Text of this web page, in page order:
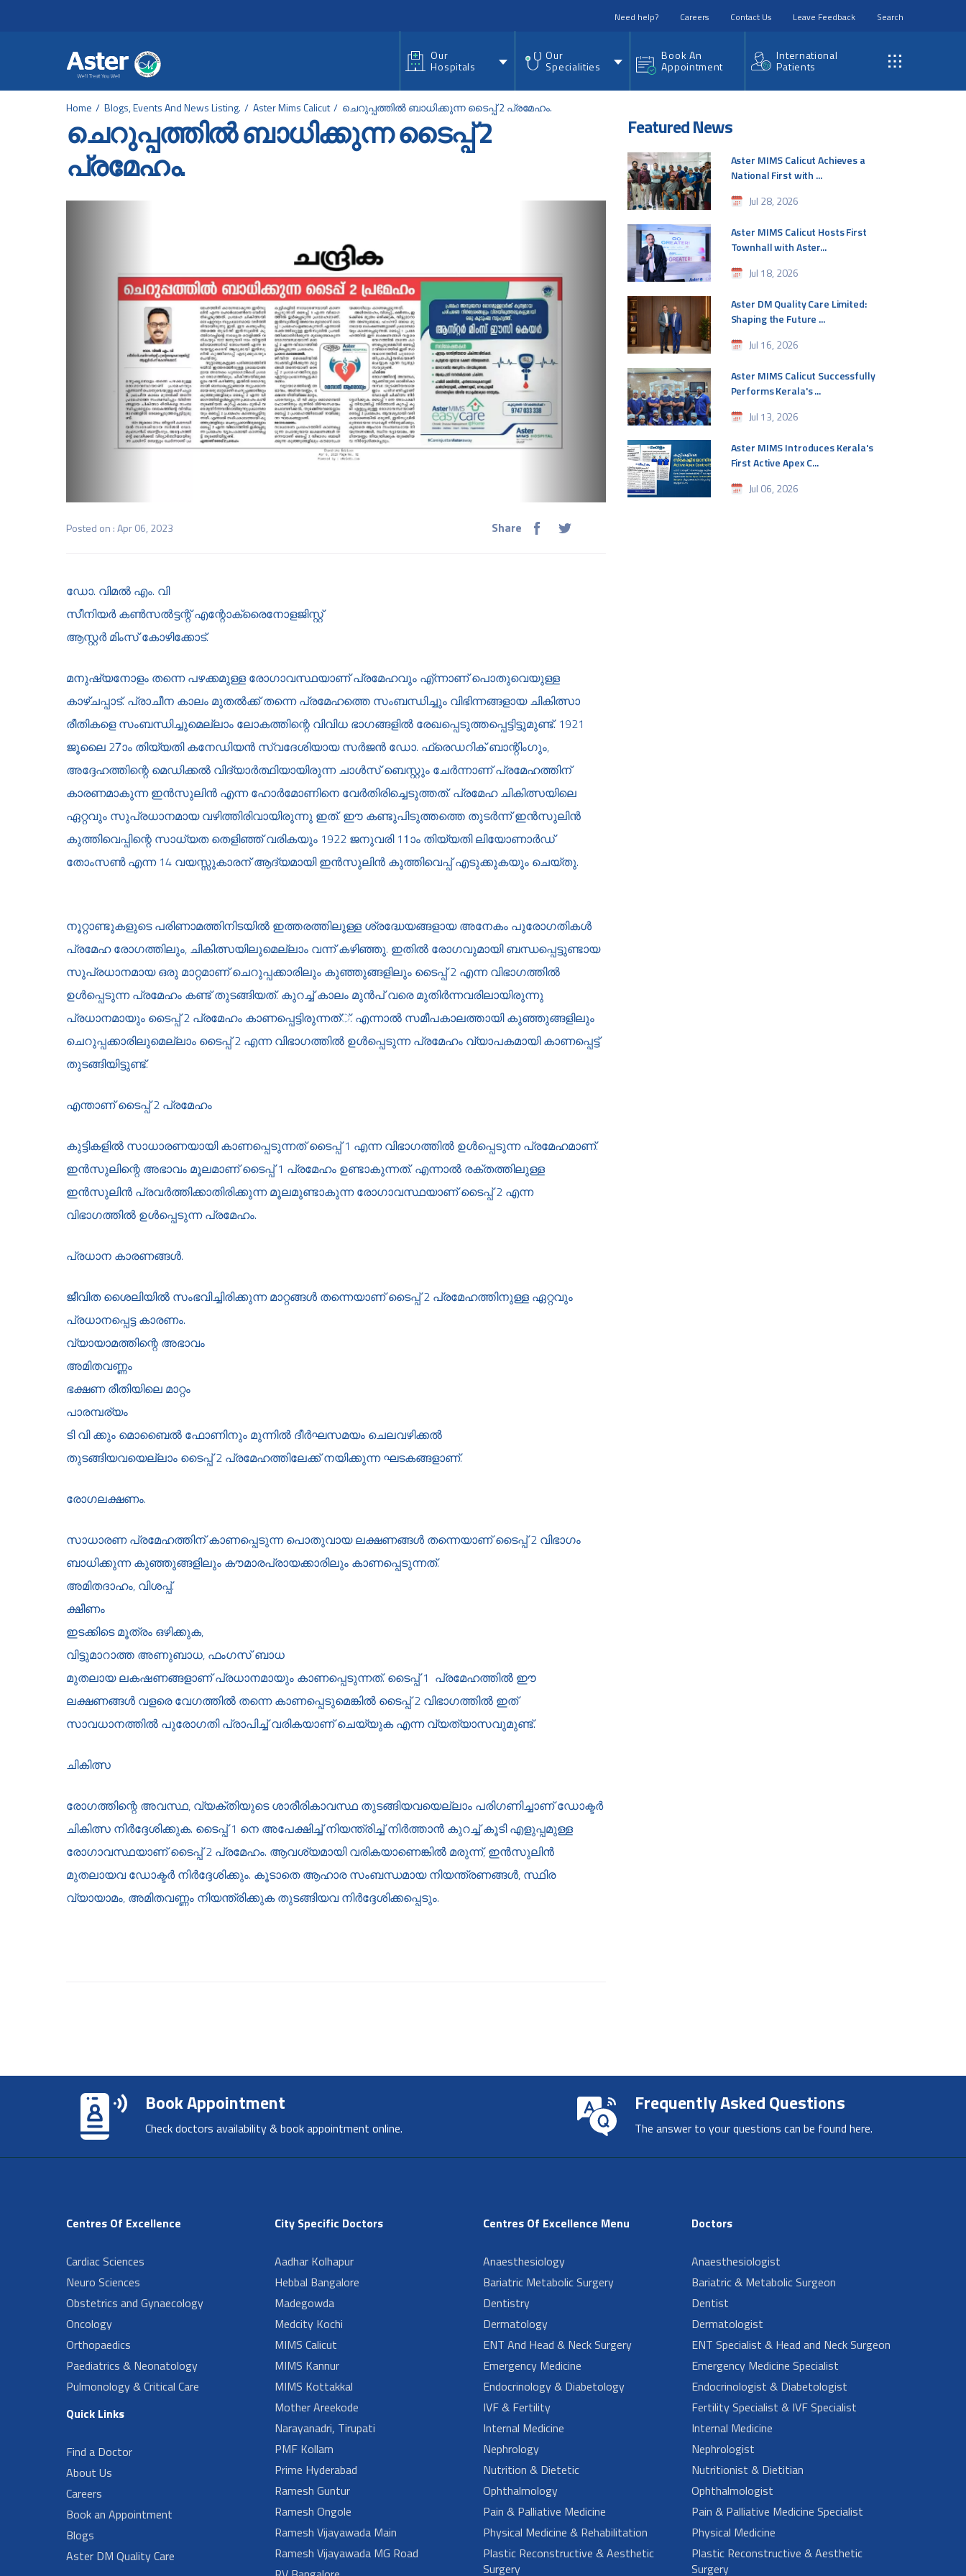
Need help? Careers Contact Us Leave Feedback Search
Our
Hospitals
Our
Specialities
Book An
Appointment
International
Patients
Home Blogs, Events And News Listing. Aster Mims Calicut ചെറുപ്പത്തില്‍ ബാധിക്കുന്ന ടൈപ്പ് 2 പ്രമേഹം.
ചെറുപ്പത്തില്‍ ബാധിക്കുന്ന ടൈപ്പ് 2
പ്രമേഹം.
Posted on : Apr 06, 2023 Share
ഡോ. വിമല്‍ എം. വി
സീനിയര്‍ കണ്‍സല്‍ട്ടന്റ് എന്റോക്രൈനോളജിസ്റ്റ്
ആസ്റ്റര്‍ മിംസ് കോഴിക്കോട്.
മനുഷ്യനോളം തന്നെ പഴക്കമുള്ള രോഗാവസ്ഥയാണ് പ്രമേഹവും എ്ന്നാണ് പൊതുവെയുള്ള
കാഴ്ചപ്പാട്. പ്രാചീന കാലം മുതല്‍ക്ക് തന്നെ പ്രമേഹത്തെ സംബന്ധിച്ചും വിഭിന്നങ്ങളായ ചികിത്സാ
രീതികളെ സംബന്ധിച്ചുമെല്ലാം ലോകത്തിന്റെ വിവിധ ഭാഗങ്ങളില്‍ രേഖപ്പെടുത്തപ്പെട്ടിട്ടുമുണ്ട്. 1921
ജൂലൈ 27ാം തിയ്യതി കനേഡിയന്‍ സ്വദേശിയായ സര്‍ജന്‍ ഡോ. ഫ്രെഡറിക് ബാന്റിംഗും,
അദ്ദേഹത്തിന്റെ മെഡിക്കല്‍ വിദ്യാര്‍ത്ഥിയായിരുന്ന ചാള്‍സ് ബെസ്റ്റും ചേര്‍ന്നാണ് പ്രമേഹത്തിന്
കാരണമാകുന്ന ഇന്‍സുലിന്‍ എന്ന ഹോര്‍മോണിനെ വേര്‍തിരിച്ചെടുത്തത്. പ്രമേഹ ചികിത്സയിലെ
ഏറ്റവും സുപ്രധാനമായ വഴിത്തിരിവായിരുന്നു ഇത്. ഈ കണ്ടുപിടുത്തത്തെ തുടര്‍ന്ന് ഇന്‍സുലിന്‍
കുത്തിവെപ്പിന്റെ സാധ്യത തെളിഞ്ഞ് വരികയും 1922 ജനുവരി 11ാം തിയ്യതി ലിയോണാര്‍ഡ്
തോംസണ്‍ എന്ന 14 വയസ്സുകാരന് ആദ്യമായി ഇന്‍സുലിന്‍ കുത്തിവെപ്പ് എടുക്കുകയും ചെയ്തു.
നൂറ്റാണ്ടുകളുടെ പരിണാമത്തിനിടയില്‍ ഇത്തരത്തിലുള്ള ശ്രദ്ധേയങ്ങളായ അനേകം പുരോഗതികള്‍
പ്രമേഹ രോഗത്തിലും, ചികിത്സയിലുമെല്ലാം വന്ന് കഴിഞ്ഞു. ഇതില്‍ രോഗവുമായി ബന്ധപ്പെട്ടുണ്ടായ
സുപ്രധാനമായ ഒരു മാറ്റമാണ് ചെറുപ്പക്കാരിലും കുഞ്ഞുങ്ങളിലും ടൈപ്പ് 2 എന്ന വിഭാഗത്തില്‍
ഉള്‍പ്പെടുന്ന പ്രമേഹം കണ്ട് തുടങ്ങിയത്. കുറച്ച് കാലം മുന്‍പ് വരെ മുതിര്‍ന്നവരിലായിരുന്നു
പ്രധാനമായും ടൈപ്പ് 2 പ്രമേഹം കാണപ്പെട്ടിരുന്നത്്. എന്നാല്‍ സമീപകാലത്തായി കുഞ്ഞുങ്ങളിലും
ചെറുപ്പക്കാരിലുമെല്ലാം ടൈപ്പ് 2 എന്ന വിഭാഗത്തില്‍ ഉള്‍പ്പെടുന്ന പ്രമേഹം വ്യാപകമായി കാണപ്പെട്ട്
തുടങ്ങിയിട്ടുണ്ട്.
എന്താണ് ടൈപ്പ് 2 പ്രമേഹം
കുട്ടികളില്‍ സാധാരണയായി കാണപ്പെടുന്നത് ടൈപ്പ് 1 എന്ന വിഭാഗത്തില്‍ ഉള്‍പ്പെടുന്ന പ്രമേഹമാണ്.
ഇന്‍സുലിന്റെ അഭാവം മൂലമാണ് ടൈപ്പ് 1 പ്രമേഹം ഉണ്ടാകുന്നത്. എന്നാല്‍ രക്തത്തിലുള്ള
ഇന്‍സുലിന്‍ പ്രവര്‍ത്തിക്കാതിരിക്കുന്ന മൂലമുണ്ടാകുന്ന രോഗാവസ്ഥയാണ് ടൈപ്പ് 2 എന്ന
വിഭാഗത്തില്‍ ഉള്‍പ്പെടുന്ന പ്രമേഹം.
പ്രധാന കാരണങ്ങള്‍.
ജീവിത ശൈലിയില്‍ സംഭവിച്ചിരിക്കുന്ന മാറ്റങ്ങള്‍ തന്നെയാണ് ടൈപ്പ് 2 പ്രമേഹത്തിനുള്ള ഏറ്റവും
പ്രധാനപ്പെട്ട കാരണം.
വ്യായാമത്തിന്റെ അഭാവം
അമിതവണ്ണം
ഭക്ഷണ രീതിയിലെ മാറ്റം
പാരമ്പര്യം
ടി വി ക്കും മൊബൈല്‍ ഫോണിനും മുന്നില്‍ ദീര്‍ഘസമയം ചെലവഴിക്കല്‍
തുടങ്ങിയവയെല്ലാം ടൈപ്പ് 2 പ്രമേഹത്തിലേക്ക് നയിക്കുന്ന ഘടകങ്ങളാണ്.
രോഗലക്ഷണം.
സാധാരണ പ്രമേഹത്തിന് കാണപ്പെടുന്ന പൊതുവായ ലക്ഷണങ്ങള്‍ തന്നെയാണ് ടൈപ്പ് 2 വിഭാഗം
ബാധിക്കുന്ന കുഞ്ഞുങ്ങളിലും കൗമാരപ്രായക്കാരിലും കാണപ്പെടുന്നത്.
അമിതദാഹം, വിശപ്പ്.
ക്ഷീണം
ഇടക്കിടെ മൂത്രം ഒഴിക്കുക,
വിട്ടുമാറാത്ത അണുബാധ, ഫംഗസ് ബാധ
മുതലായ ലകഷണങ്ങളാണ് പ്രധാനമായും കാണപ്പെടുന്നത്. ടൈപ്പ് 1 പ്രമേഹത്തില്‍ ഈ
ലക്ഷണങ്ങള്‍ വളരെ വേഗത്തില്‍ തന്നെ കാണപ്പെടുമെങ്കില്‍ ടൈപ്പ് 2 വിഭാഗത്തില്‍ ഇത്
സാവധാനത്തില്‍ പുരോഗതി പ്രാപിച്ച് വരികയാണ് ചെയ്യുക എന്ന വ്യത്യാസവുമുണ്ട്.
ചികിത്സ
രോഗത്തിന്റെ അവസ്ഥ, വ്യക്തിയുടെ ശാരീരികാവസ്ഥ തുടങ്ങിയവയെല്ലാം പരിഗണിച്ചാണ് ഡോക്ടര്‍
ചികിത്സ നിര്‍ദ്ദേശിക്കുക. ടൈപ്പ് 1 നെ അപേക്ഷിച്ച് നിയന്ത്രിച്ച് നിര്‍ത്താന്‍ കുറച്ച് കൂടി എളുപ്പമുള്ള
രോഗാവസ്ഥയാണ് ടൈപ്പ് 2 പ്രമേഹം. ആവശ്യമായി വരികയാണെങ്കില്‍ മരുന്ന്, ഇന്‍സുലിന്‍
മുതലായവ ഡോക്ടര്‍ നിര്‍ദ്ദേശിക്കും. കൂടാതെ ആഹാര സംബന്ധമായ നിയന്ത്രണങ്ങള്‍, സ്ഥിര
വ്യായാമം, അമിതവണ്ണം നിയന്ത്രിക്കുക തുടങ്ങിയവ നിര്‍ദ്ദേശിക്കപ്പെടും.
Featured News
Aster MIMS Calicut Achieves a
National First with ...
Jul 28, 2026
Aster MIMS Calicut Hosts First
Townhall with Aster...
Jul 18, 2026
Aster DM Quality Care Limited:
Shaping the Future ...
Jul 16, 2026
Aster MIMS Calicut Successfully
Performs Kerala's ...
Jul 13, 2026
Aster MIMS Introduces Kerala's
First Active Apex C...
Jul 06, 2026
Book Appointment
Check doctors availability & book appointment online.
Frequently Asked Questions
The answer to your questions can be found here.
Centres Of Excellence
Cardiac Sciences
Neuro Sciences
Obstetrics and Gynaecology
Oncology
Orthopaedics
Paediatrics & Neonatology
Pulmonology & Critical Care
Quick Links
Find a Doctor
About Us
Careers
Book an Appointment
Blogs
Aster DM Quality Care
City Specific Doctors
Aadhar Kolhapur
Hebbal Bangalore
Madegowda
Medcity Kochi
MIMS Calicut
MIMS Kannur
MIMS Kottakkal
Mother Areekode
Narayanadri, Tirupati
PMF Kollam
Prime Hyderabad
Ramesh Guntur
Ramesh Ongole
Ramesh Vijayawada Main
Ramesh Vijayawada MG Road
Centres Of Excellence Menu
Anaesthesiology
Bariatric Metabolic Surgery
Dentistry
Dermatology
ENT And Head & Neck Surgery
Emergency Medicine
Endocrinology & Diabetology
IVF & Fertility
Internal Medicine
Nephrology
Nutrition & Dietetic
Ophthalmology
Pain & Palliative Medicine
Physical Medicine & Rehabilitation
Plastic Reconstructive & Aesthetic
Surgery
Doctors
Anaesthesiologist
Bariatric & Metabolic Surgeon
Dentist
Dermatologist
ENT Specialist & Head and Neck Surgeon
Emergency Medicine Specialist
Endocrinologist & Diabetologist
Fertility Specialist & IVF Specialist
Internal Medicine
Nephrologist
Nutritionist & Dietitian
Ophthalmologist
Pain & Palliative Medicine Specialist
Physical Medicine
Plastic Reconstructive & Aesthetic
Surgery